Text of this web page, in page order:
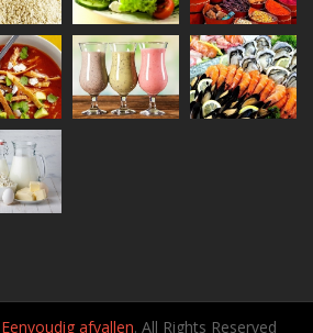
Eenvoudig afvallen. All Rights Reserved